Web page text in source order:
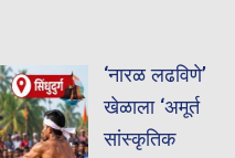
‘नारळ लढविणे’
खेळाला ‘अमूर्त
सांस्कृतिक